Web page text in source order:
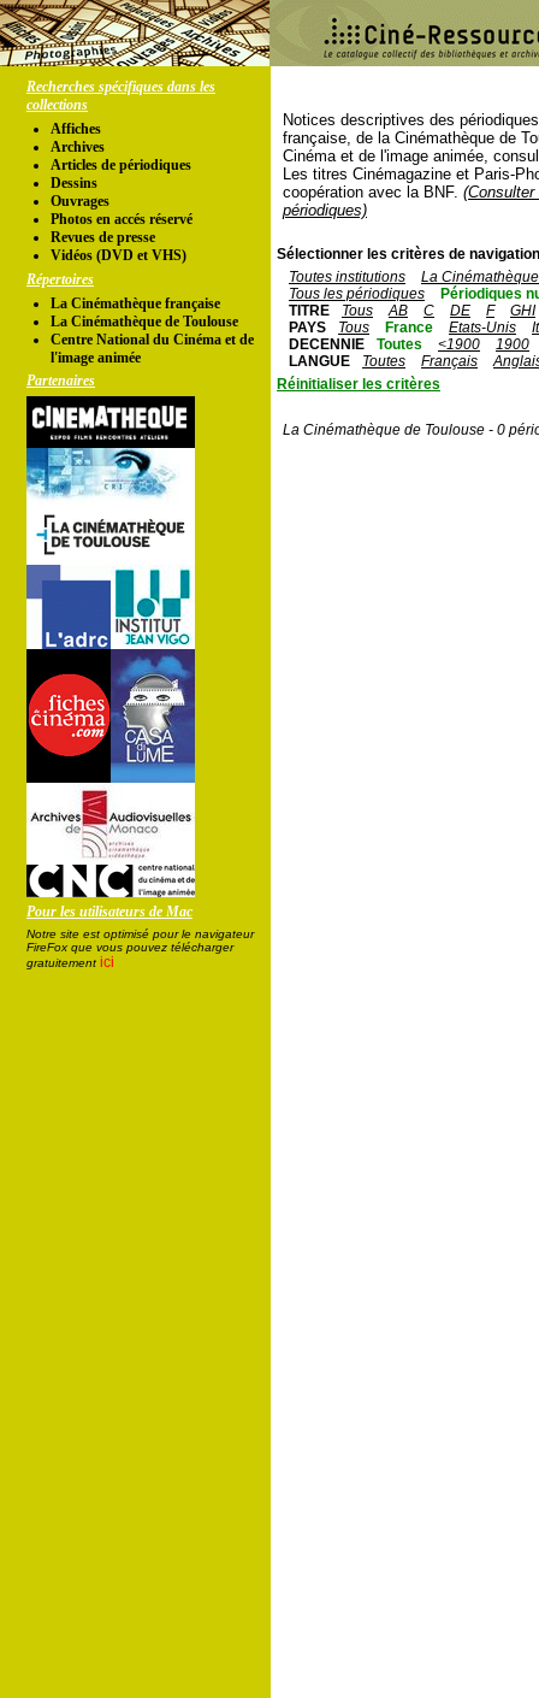
Recherches spécifiques dans les
collections
Affiches
Archives
Articles de périodiques
Dessins
Ouvrages
Photos en accés réservé
Revues de presse
Vidéos (DVD et VHS)
Répertoires
La Cinémathèque française
La Cinémathèque de Toulouse
Centre National du Cinéma et de
l'image animée
Partenaires
Pour les utilisateurs de Mac
Notre site est optimisé pour le navigateur
FireFox que vous pouvez télécharger
gratuitement ici
Notices descriptives des
française, de la Cinémathèque de
Cinéma et de l'image animée,
Les titres Cinémagazine et Paris-
coopération avec la BNF.
périodiques)
Sélectionner les critères de
Toutes institutions
La
Tous les périodiques
Périodiques
TITRE
Tous AB C DE F
GHI
PAYS
Tous France Etats-Unis
DECENNIE
Toutes <1900
1900
LANGUE
Toutes Français
Réinitialiser les critères
La Cinémathèque de Toulouse - 0